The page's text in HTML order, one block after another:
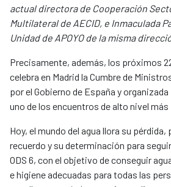
actual directora de Cooperación
Multilateral de AECID, e Inmaculada
Unidad de APOYO de la misma
Precisamente, además, los próximos
celebra en Madrid la Cumbre de
por el Gobierno de España y organizada
uno de los encuentros de alto nivel
Hoy, el mundo del agua llora su
recuerdo y su determinación para
ODS 6, con el objetivo de conseguir
e higiene adecuadas para todas las